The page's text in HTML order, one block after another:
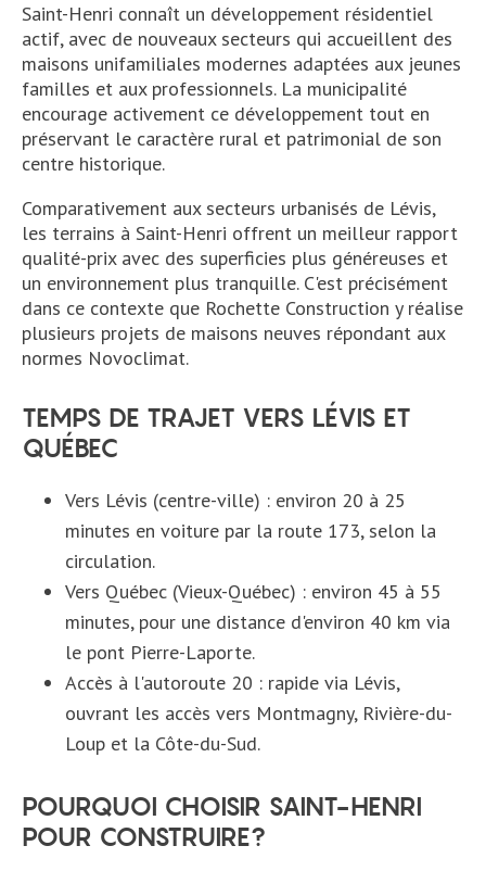
Saint-Henri connaît un développement résidentiel
actif, avec de nouveaux secteurs qui accueillent des
maisons unifamiliales modernes adaptées aux jeunes
familles et aux professionnels. La municipalité
encourage activement ce développement tout en
préservant le caractère rural et patrimonial de son
centre historique.
Comparativement aux secteurs urbanisés de Lévis,
les terrains à Saint-Henri offrent un meilleur rapport
qualité-prix avec des superficies plus généreuses et
un environnement plus tranquille. C'est précisément
dans ce contexte que Rochette Construction y réalise
plusieurs projets de maisons neuves répondant aux
normes Novoclimat.
TEMPS DE TRAJET VERS LÉVIS ET
QUÉBEC
Vers Lévis (centre-ville) : environ 20 à 25
minutes en voiture par la route 173, selon la
circulation.
Vers Québec (Vieux-Québec) : environ 45 à 55
minutes, pour une distance d'environ 40 km via
le pont Pierre-Laporte.
Accès à l'autoroute 20 : rapide via Lévis,
ouvrant les accès vers Montmagny, Rivière-du-
Loup et la Côte-du-Sud.
POURQUOI CHOISIR SAINT-HENRI
POUR CONSTRUIRE?